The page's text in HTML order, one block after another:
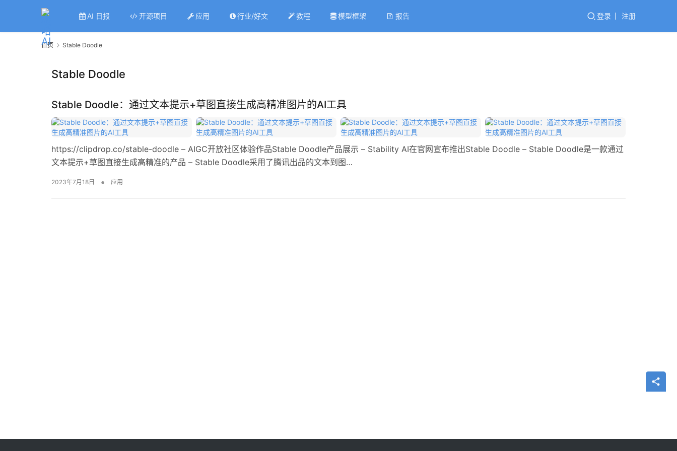
AI 日报 开源项目 应用 行业/好文 教程 模型框架 报告 登录 注册
首页 Stable Doodle
Stable Doodle
Stable Doodle：通过文本提示+草图直接生成高精准图片的AI工具
https://clipdrop.co/stable-doodle – AIGC开放社区体验作品Stable Doodle产品展示 – Stability AI在官网宣布推出Stable Doodle – Stable Doodle是一款通过
文本提示+草图直接生成高精准的产品 – Stable Doodle采用了腾讯出品的文本到图…
2023年7月18日 • 应用